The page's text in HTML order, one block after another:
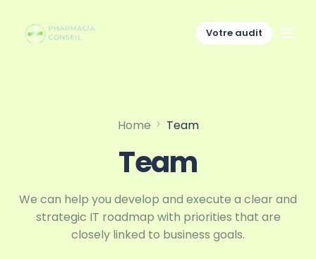
Votre audit
Home Team
Team
We can help you develop and execute a clear and
strategic IT roadmap with priorities that are
closely linked to business goals.